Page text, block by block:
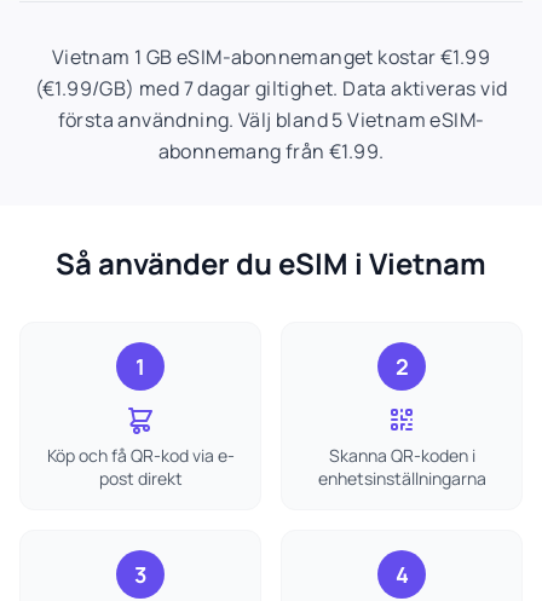
Vietnam 1 GB eSIM-abonnemanget kostar €1.99
(€1.99/GB) med 7 dagar giltighet. Data aktiveras vid
första användning. Välj bland 5 Vietnam eSIM-
abonnemang från €1.99.
Så använder du eSIM i Vietnam
1
Köp och få QR-kod via e-
post direkt
2
Skanna QR-koden i
enhetsinställningarna
3 4